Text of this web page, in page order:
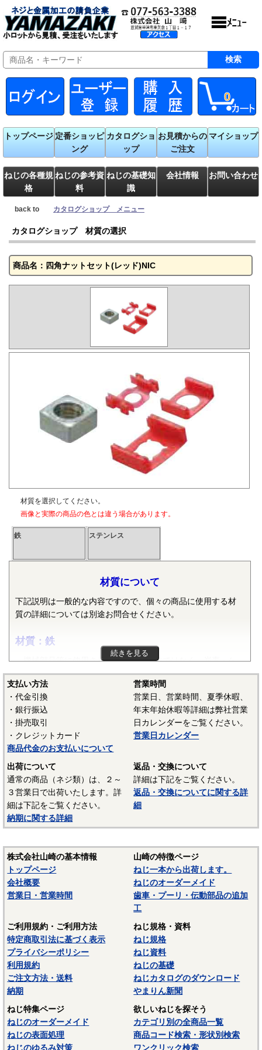
0
トップページ 定番ショッピ
ング
カタログショ
ップ
お見積からの
ご注文
マイショップ
ねじの各種規
格
ねじの参考資
料
ねじの基礎知
識
会社情報 お問い合わせ
back to カタログショップ メニュー
カタログショップ 材質の選択
商品名：四角ナットセット(レッド)NIC
材質を選択してください。
画像と実際の商品の色とは違う場合があります。
鉄 ステンレス
材質について
下記説明は一般的な内容ですので、個々の商品に使用する材
質の詳細については別途お問合せください。
材質：鉄
機械部品等に使用される鉄は純粋な鉄ではなく、炭素・ケ
イ素・マンガン・リン・硫黄等の元素が含まれた普通鋼や普
通鋼に特殊な元素が加えられた特殊鋼が使用されます。ボル
ト、小ねじ、タッピンねじ、ナット、リベット等では冷間圧
造用炭素鋼線（SWCH）がよく使用されます。平座金等は冷
間圧延鋼板（SPCC）等、ばね座金等は硬鋼線（SWRH）等、
スプリングピンや歯付き座金等はみがき特殊帯鋼（S60CM～
S70CM）等でメーカーや製品毎で様々な材質が使用されてい
ます。当サイトでは特定の材質表記がない場合は、これらの
鉄鋼材料を一般名称の「鉄」と表記しています。
材質：ステンレス（SUS303、SUS304、XM7等）
オーステナイト系ステンレスは粘りが強く加工硬化が起き
れます。代表的な鋼種にSUS304があり、ねじに多く使われて
いるのは、SUS304に銅を添加して冷間加工性を向上した
SUSXM7という材質がよく使われます。またピン類等には切
削加工性を向上したSUS303が使用されます。
マルテンサイト系ステンレスは、スプリングピン（ロール
て硬化できるが、錆びが発生しやすいデメリットがありま
す。当サイトでは特定の材質表記がない場合は、これらのス
テンレス材料を一般名称の「ステンレス」と表記していま
す。
－－－－－－－－－－－－－－－
☆ねじに使用される材料については下記ページにも掲載して
います。ご参照ください。
〇鉄鋼材料
続きを見る
支払い方法
・代金引換
・銀行振込
・掛売取引
・クレジットカード
商品代金のお支払いについて
営業時間
営業日、営業時間、夏季休暇、
年末年始休暇等詳細は弊社営業
日カレンダーをご覧ください。
営業日カレンダー
出荷について
通常の商品（ネジ類）は、２～
３営業日で出荷いたします。詳
細は下記をご覧ください。
納期に関する詳細
返品・交換について
詳細は下記をご覧ください。
返品・交換についてに関する詳
細
株式会社山崎の基本情報
トップページ
会社概要
営業日・営業時間
山崎の特徴ページ
ねじ一本から出荷します。
ねじのオーダーメイド
歯車・プーリ・伝動部品の追加
工
ご利用規約・ご利用方法
特定商取引法に基づく表示
プライバシーポリシー
利用規約
ご注文方法・送料
納期
ねじ規格・資料
ねじ規格
ねじ資料
ねじの基礎
ねじカタログのダウンロード
やまりん新聞
ねじ特集ページ
ねじのオーダーメイド
ねじの表面処理
ねじのゆるみ対策
欲しいねじを探そう
カテゴリ別の全商品一覧
商品コード検索・形状別検索
ワンクリック検索